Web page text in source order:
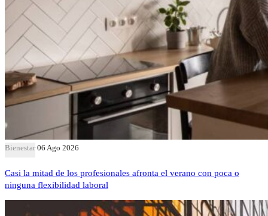
Bienestar 06 Ago 2026
Casi la mitad de los profesionales afronta el verano con poca o
ninguna flexibilidad laboral